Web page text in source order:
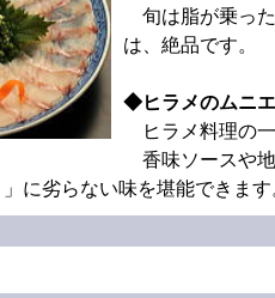
旬は脂が乗っ
は、絶品です。
◆ヒラメのムニ
ヒラメ料理の一
香味ソースや
に劣らない味を堪能できます